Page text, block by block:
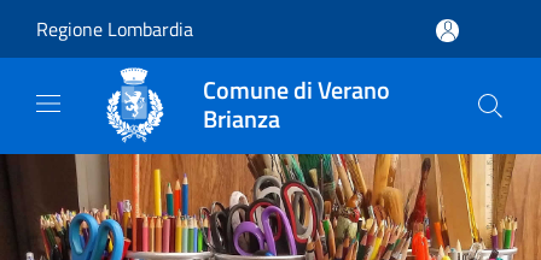
Regione Lombardia
Comune di Verano
Brianza